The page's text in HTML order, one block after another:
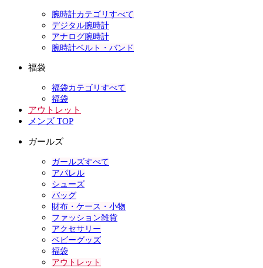
腕時計カテゴリすべて
デジタル腕時計
アナログ腕時計
腕時計ベルト・バンド
福袋
福袋カテゴリすべて
福袋
アウトレット
メンズ TOP
ガールズ
ガールズすべて
アパレル
シューズ
バッグ
財布・ケース・小物
ファッション雑貨
アクセサリー
ベビーグッズ
福袋
アウトレット